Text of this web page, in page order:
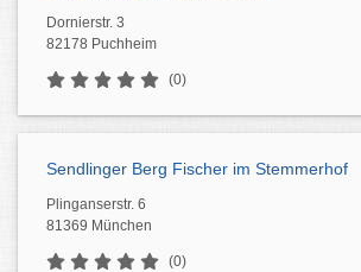
Dornierstr. 3
82178 Puchheim
(0)
Sendlinger Berg Fischer im Stemmerhof
Plinganserstr. 6
81369 München
(0)